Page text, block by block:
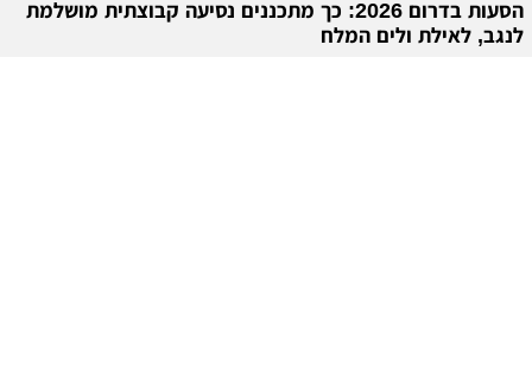
הסעות בדרום 2026: כך מתכננים נסיעה קבוצתית מושלמת
לנגב, לאילת ולים המלח